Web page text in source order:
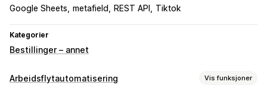
Google Sheets metafield REST API Tiktok
Kategorier
Bestillinger – annet
Arbeidsflytautomatisering Vis funksjoner